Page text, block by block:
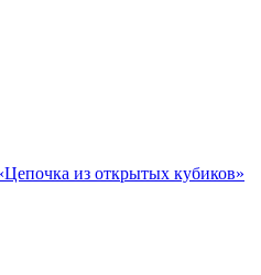
из открытых кубиков»